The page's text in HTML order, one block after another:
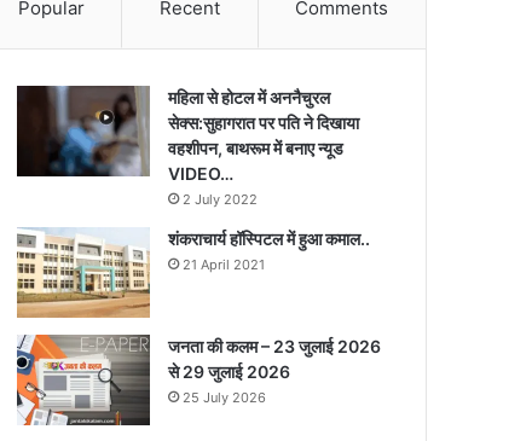
Popular Recent Comments
महिला से होटल में अननैचुरल
सेक्स:सुहागरात पर पति ने दिखाया
वहशीपन, बाथरूम में बनाए न्यूड
VIDEO…
2 July 2022
शंकराचार्य हॉस्पिटल में हुआ कमाल..
21 April 2021
जनता की कलम – 23 जुलाई 2026
से 29 जुलाई 2026
25 July 2026